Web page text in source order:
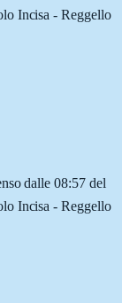
Incisa - Reggello
dalle 08:57 del
Incisa - Reggello